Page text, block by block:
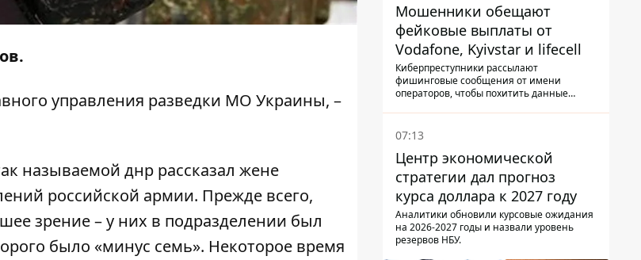
управления разведки МО Украины, –
называемой днр рассказал жене
российской армии. Прежде всего,
зрение – у них в подразделении был
было «минус семь». Некоторое время
Мошенники обещают
фейковые выплаты от
Vodafone, Kyivstar и lifecell
Киберпреступники рассылают
фишинговые сообщения от имени
операторов, чтобы похитить данные
07:13
Центр экономической
стратегии дал прогноз
курса доллара к 2027 году
Аналитики обновили курсовые ожидания
на 2026-2027 годы и назвали уровень
резервов НБУ.